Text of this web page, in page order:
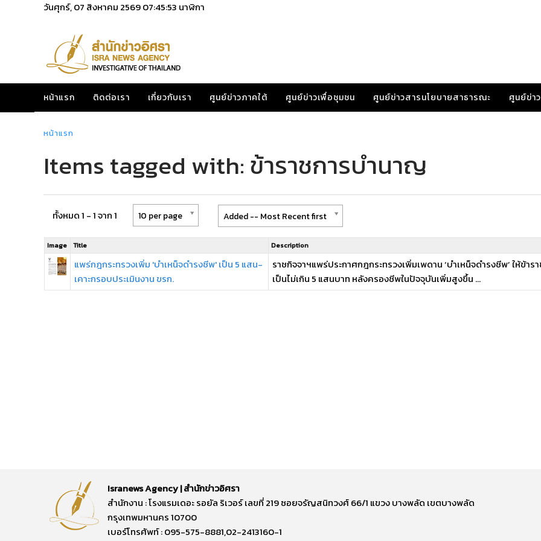
วันศุกร์, 07 สิงหาคม 256907:45:53 นาฬิกา
หน้าแรก ติดต่อเรา เกี่ยวกับเรา ศูนย์ข่าวภาคใต้ ศูนย์ข่าวเพื่อชุมชน ศูนย์ข่าวสารนโยบายสาธารณะ ศูนย์ข่า
หน้าแรก
Items tagged with: ข้าราชการบำนาญ
ทั้งหมด 1 - 1 จาก 1 10 per page Added -- Most Recent first
Image Title Description
แพร่กฎกระทรวงเพิ่ม 'บำเหน็จดำรงชีพ' เป็น 5 แสน-
เคาะกรอบประเมินงาน ขรก.
ราชกิจจาฯแพร่ประกาศกฎกระทรวงเพิ่มเพดาน ‘บำเหน็จดำรงชีพ’ ให้ข้
เป็นไม่เกิน 5 แสนบาท หลังครองชีพในปัจจุบันเพิ่มสูงขึ้น ...
Isranews Agency | สำนักข่าวอิศรา
สำนักงาน : โรงแรมเดอะ รอยัล ริเวอร์ เลขที่ 219 ซอยจรัญสนิทวงศ์ 66/1 แขวง บางพลัด เขตบางพลัด
กรุงเทพมหานคร 10700
เบอร์โทรศัพท์ : 095-575-8881,02-2413160-1